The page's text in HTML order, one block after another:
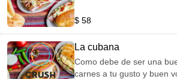
Salchicha Queso de puerco Milanesa Quesillo
$ 58
La cubana
Como debe de ser una
carnes a tu gusto y buen